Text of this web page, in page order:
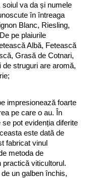
soiul va da și numele
în întreaga
Blanc, Riesling,
pe plaiurile
Albă, Fetească
Grasă de Cotnari,
de struguri are aromă,
impresionează foarte
pe care o au. În
pot evidenția diferite
este dată de
fabricat vinul
metoda de
practică viticultorul.
un galben închis,